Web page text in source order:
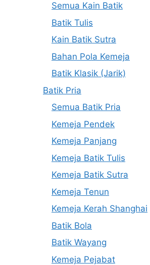
Semua Kain Batik
Batik Tulis
Kain Batik Sutra
Bahan Pola Kemeja
Batik Klasik (Jarik)
Batik Pria
Semua Batik Pria
Kemeja Pendek
Kemeja Panjang
Kemeja Batik Tulis
Kemeja Batik Sutra
Kemeja Tenun
Kemeja Kerah Shanghai
Batik Bola
Batik Wayang
Kemeja Pejabat